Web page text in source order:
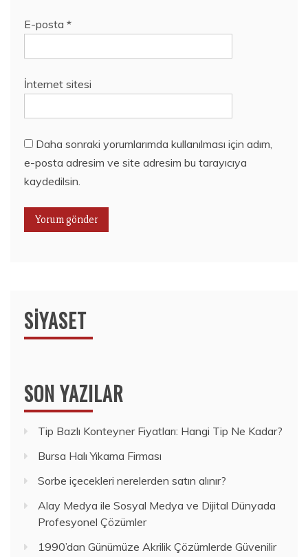
E-posta *
İnternet sitesi
Daha sonraki yorumlarımda kullanılması için adım,
e-posta adresim ve site adresim bu tarayıcıya
kaydedilsin.
SIYASET
SON YAZILAR
Tip Bazlı Konteyner Fiyatları: Hangi Tip Ne Kadar?
Bursa Halı Yıkama Firması
Sorbe içecekleri nerelerden satın alınır?
Alay Medya ile Sosyal Medya ve Dijital Dünyada
Profesyonel Çözümler
1990’dan Günümüze Akrilik Çözümlerde Güvenilir